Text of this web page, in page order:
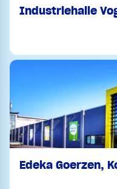
Industriehalle
Edeka Goerzen,